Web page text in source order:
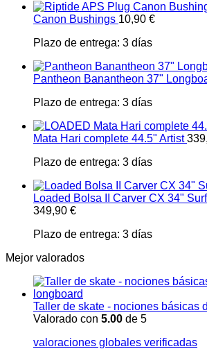
Canon Bushings 10,90 €
Plazo de entrega: 3 días
Pantheon Banantheon 37"
Plazo de entrega: 3 días
Mata Hari complete 44.5" Artist
Plazo de entrega: 3 días
Loaded Bolsa II Carver CX 34"
349,90 €
Plazo de entrega: 3 días
Mejor valorados
Taller de skate - nociones básicas
Valorado con 5.00 de 5
valoraciones globales verificadas